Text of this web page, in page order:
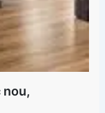
nou,